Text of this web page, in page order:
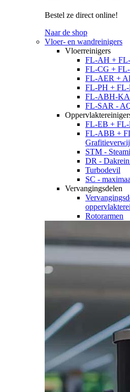
Bestel ze direct online!
Naar de shop
Vloer- en wandreinigers
Vloerreinigers
FL-AH +
FL-CG +
FL-AER +
FL-PH + FL-
FL-ABH-
FL-SAR -
FL-EB + FL-
FL-ABB +
STM -
DR -
Turbodevil
SC -
Vervangingsdelen
Rotorarmen